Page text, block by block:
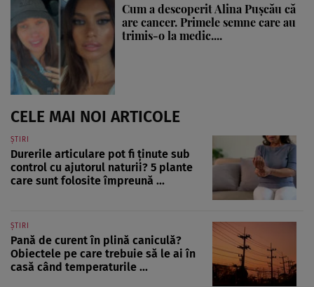
Cum a descoperit Alina Pușcău că
are cancer. Primele semne care au
trimis-o la medic....
CELE MAI NOI ARTICOLE
ȘTIRI
Durerile articulare pot fi ținute sub
control cu ajutorul naturii? 5 plante
care sunt folosite împreună ...
ȘTIRI
Pană de curent în plină caniculă?
Obiectele pe care trebuie să le ai în
casă când temperaturile ...